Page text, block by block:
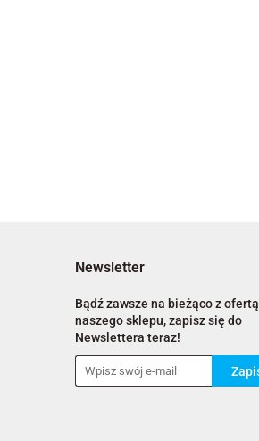
Newsletter
Bądź zawsze na bieżąco z ofertą
naszego sklepu, zapisz się do
Newslettera teraz!